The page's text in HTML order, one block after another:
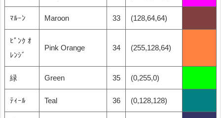
ﾏﾙｰﾝ Maroon 33 (128,64,64)
ﾋﾟﾝｸ ｵ
ﾚﾝｼﾞ
Pink Orange 34 (255,128,64)
緑 Green 35 (0,255,0)
ﾃｨｰﾙ Teal 36 (0,128,128)